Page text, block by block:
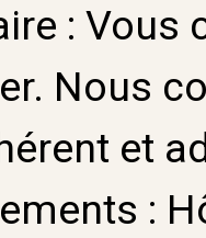
: Vous
Nous
et
: